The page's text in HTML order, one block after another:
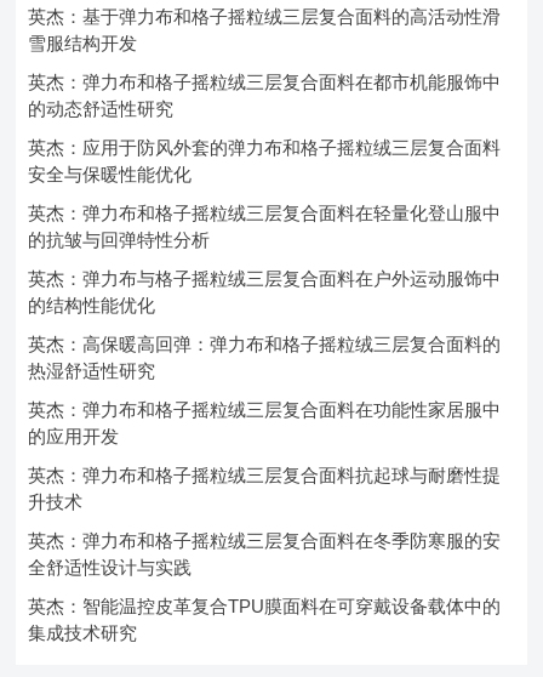
英杰：基于弹力布和格子摇粒绒三层复合面料的高活动性滑
雪服结构开发
英杰：弹力布和格子摇粒绒三层复合面料在都市机能服饰中
的动态舒适性研究
英杰：应用于防风外套的弹力布和格子摇粒绒三层复合面料
安全与保暖性能优化
英杰：弹力布和格子摇粒绒三层复合面料在轻量化登山服中
的抗皱与回弹特性分析
英杰：弹力布与格子摇粒绒三层复合面料在户外运动服饰中
的结构性能优化
英杰：高保暖高回弹：弹力布和格子摇粒绒三层复合面料的
热湿舒适性研究
英杰：弹力布和格子摇粒绒三层复合面料在功能性家居服中
的应用开发
英杰：弹力布和格子摇粒绒三层复合面料抗起球与耐磨性提
升技术
英杰：弹力布和格子摇粒绒三层复合面料在冬季防寒服的安
全舒适性设计与实践
英杰：智能温控皮革复合TPU膜面料在可穿戴设备载体中的
集成技术研究